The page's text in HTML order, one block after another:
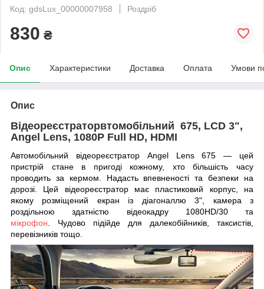
Код: gdsLux_00000007958
Роздріб
830 ₴
Опис Характеристики Доставка Оплата Умови
Опис
Відеореєстраторвтомобільний 675, LCD 3",
Angel Lens, 1080P Full HD, HDMI
Автомобільний відеореєстратор Angel Lens 675 — цей
пристрій стане в пригоді кожному, хто більшість часу
проводить за кермом. Надасть впевненості та безпеки на
дорозі. Цей відеореєстратор має пластиковий корпус, на
якому розміщений екран із діагоналлю 3", камера з
роздільною здатністю відеокадру 1080HD/30 та
мікрофон . Чудово підійде для далекобійників, таксистів,
перевізників тощо.